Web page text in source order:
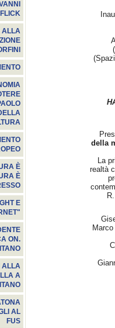
ALLA
È
È
E
ON.
ALLA
A
AL
FUS
della
La
realtà